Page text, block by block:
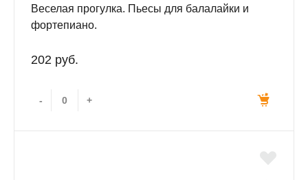
Веселая прогулка. Пьесы для балалайки и
фортепиано.
202 руб.
- +